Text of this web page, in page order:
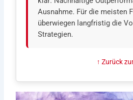
Ausnahme. Für die meisten
überwiegen langfristig die
Strategien.
↑ Zurück